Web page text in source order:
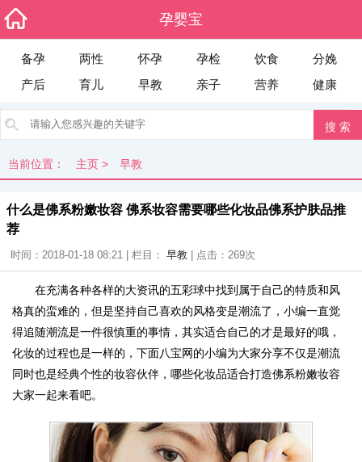
孕婴宝
备孕 两性 怀孕 孕检 饮食
分娩
产后
育儿 早教 亲子 营养 健康
当前位置： 主页 > 早教
什么是佛系粉嫩妆容 佛系妆容需要哪些化妆品佛系护肤品推
荐
时间：2018-01-18 08:21 | 栏目： 早教 | 点击： 269次
在充满各种各样的大资讯的五彩球中找到属于自己的特质和风
格真的蛮难的，但是坚持自己喜欢的风格变是潮流了，小编一直觉
得追随潮流是一件很慎重的事情，其实适合自己的才是最好的哦，
化妆的过程也是一样的，下面八宝网的小编为大家分享不仅是潮流
同时也是经典个性的妆容伙伴，哪些化妆品适合打造佛系粉嫩妆容
大家一起来看吧。